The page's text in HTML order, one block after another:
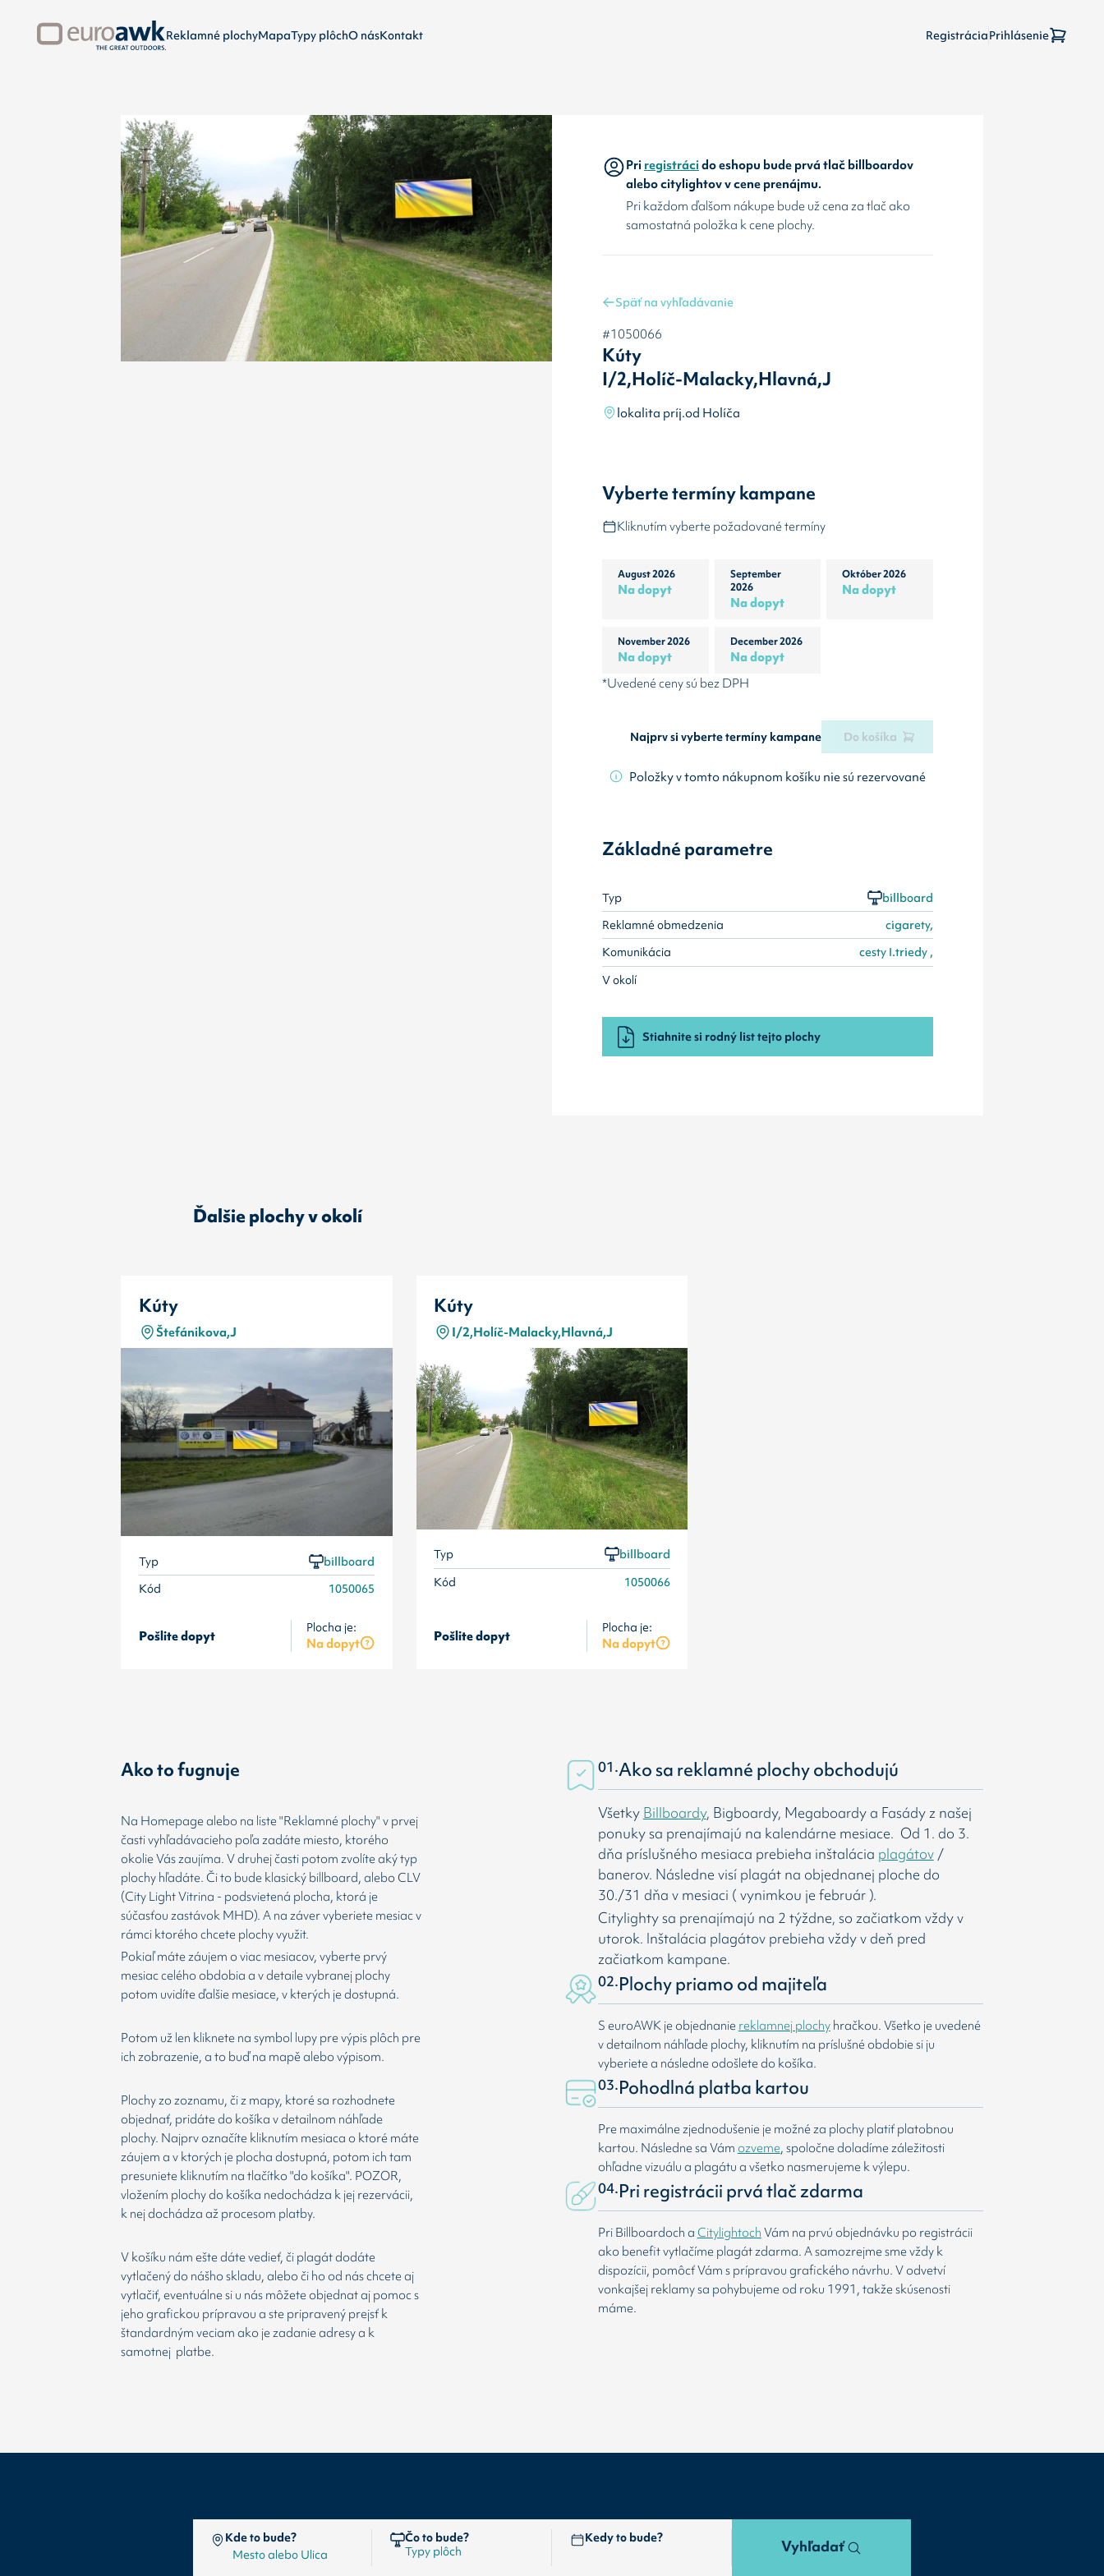
Reklamné plochyMapaTypy plôchO násKontakt RegistráciaPrihlásenie
Priregistrácido eshopu bude prvá tlač billboardov
alebo citylightov v cene prenájmu.
Pri každom ďalšom nákupe bude už cena za tlač ako
samostatná položka k cene plochy.
Späť na vyhľadávanie
#1050066
Kúty
I/2,Holíč-Malacky,Hlavná,J
lokalita príj.od Holíča
Vyberte termíny kampane
Kliknutím vyberte požadované termíny
August 2026
Na dopyt
September
2026
Na dopyt
Október 2026
Na dopyt
November 2026
Na dopyt
December 2026
Na dopyt
*Uvedené ceny sú bez DPH
Najprv si vyberte termíny kampane Do košíka
Položky v tomto nákupnom košíku nie sú rezervované
Základné parametre
Typ
billboard
Reklamné obmedzenia
cigarety,
Komunikácia
cesty I.triedy ,
V okolí
Stiahnite si rodný list tejto plochy
Ďalšie plochy v okolí
Kúty
Štefánikova,J
Typ
billboard
Kód
1050065
Pošlite dopyt Plocha je:
Na dopyt
Kúty
I/2,Holíč-Malacky,Hlavná,J
Typ
billboard
Kód
1050066
Pošlite dopyt Plocha je:
Na dopyt
Ako to fugnuje
Na Homepage alebo na liste "Reklamné plochy" v prvej
časti vyhľadávacieho poľa zadáte miesto, ktorého
okolie Vás zaujíma. V druhej časti potom zvolíte aký typ
plochy hľadáte. Či to bude klasický billboard, alebo CLV
(City Light Vitrina - podsvietená plocha, ktorá je
súčasťou zastávok MHD). A na záver vyberiete mesiac v
rámci ktorého chcete plochy využit.
Pokiaľ máte záujem o viac mesiacov, vyberte prvý
mesiac celého obdobia a v detaile vybranej plochy
potom uvidíte ďalšie mesiace, v kterých je dostupná.
Potom už len kliknete na symbol lupy pre výpis plôch pre
ich zobrazenie, a to buď na mapě alebo výpisom.
Plochy zo zoznamu, či z mapy, ktoré sa rozhodnete
objednať, pridáte do košíka v detailnom náhľade
plochy. Najprv označíte kliknutím mesiaca o ktoré máte
záujem a v ktorých je plocha dostupná, potom ich tam
presuniete kliknutím na tlačítko "do košíka". POZOR,
vložením plochy do košíka nedochádza k jej rezervácii,
k nej dochádza až procesom platby.
V košíku nám ešte dáte vedieť, či plagát dodáte
vytlačený do nášho skladu, alebo či ho od nás chcete aj
vytlačiť, eventuálne si u nás môžete objednat aj pomoc s
jeho grafickou prípravou a ste pripravený prejsť k
štandardným veciam ako je zadanie adresy a k
samotnej platbe.
01.Ako sa reklamné plochy obchodujú
Všetky Billboardy, Bigboardy, Megaboardy a Fasády z našej
ponuky sa prenajímajú na kalendárne mesiace. Od 1. do 3.
dňa príslušného mesiaca prebieha inštalácia plagátov/
banerov. Následne visí plagát na objednanej ploche do
30./31 dňa v mesiaci ( vynimkou je február ).
Citylighty sa prenajímajú na 2 týždne, so začiatkom vždy v
utorok. Inštalácia plagátov prebieha vždy v deň pred
začiatkom kampane.
02.Plochy priamo od majiteľa
S euroAWK je objednanie reklamnej plochyhračkou. Všetko je uvedené
v detailnom náhľade plochy, kliknutím na príslušné obdobie si ju
vyberiete a následne odošlete do košíka.
03.Pohodlná platba kartou
Pre maximálne zjednodušenie je možné za plochy platiť platobnou
kartou. Následne sa Vámozveme, spoločne doladíme záležitosti
ohľadne vizuálu a plagátu a všetko nasmerujeme k výlepu.
04.Pri registrácii prvá tlač zdarma
Pri Billboardoch aCitylightochVám na prvú objednávku po registrácii
ako benefit vytlačíme plagát zdarma. A samozrejme sme vždy k
dispozícii, pomôcť Vám s prípravou grafického návrhu. V odvetví
vonkajšej reklamy sa pohybujeme od roku 1991, takže skúsenosti
máme.
Kde to bude? Čo to bude? Kedy to bude? Vyhľadať